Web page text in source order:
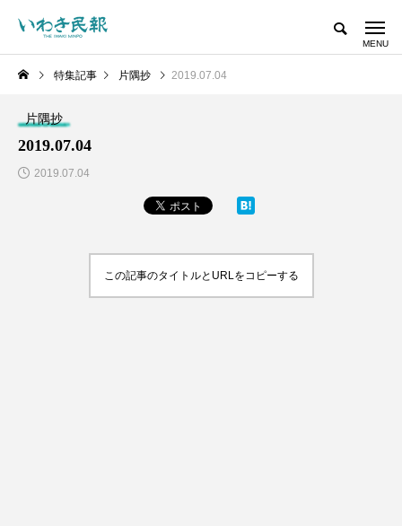
特集記事 片隅抄 2019.07.04
片隅抄
2019.07.04
2019.07.04
この記事のタイトルとURLをコピーする